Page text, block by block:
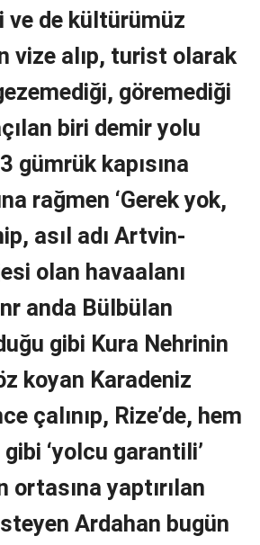
ve de kültürümüz
vize alıp, turist olarak
göremediği
biri demir yolu
gümrük kapısına
rağmen ‘Gerek yok,
asıl adı Artvin-
olan havaalanı
anda Bülbülan
gibi Kura Nehrinin
koyan Karadeniz
çalınıp, Rize’de, hem
‘yolcu garantili’
ortasına yaptırılan
Ardahan bugün